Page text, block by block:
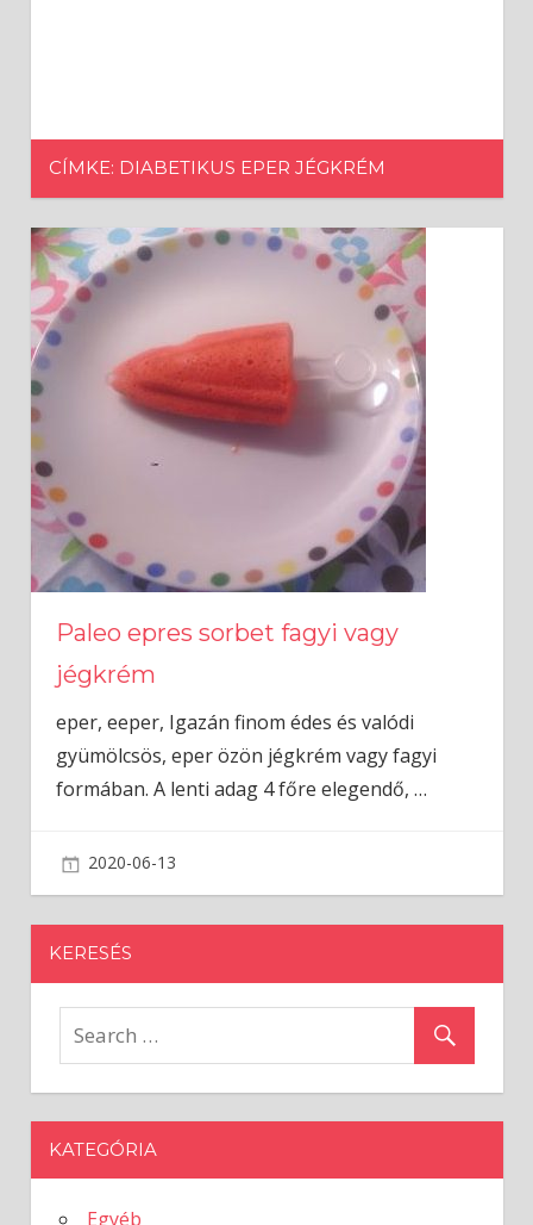
CÍMKE: DIABETIKUS EPER JÉGKRÉM
Paleo epres sorbet fagyi vagy
jégkrém
eper, eeper, Igazán finom édes és valódi
gyümölcsös, eper özön jégkrém vagy fagyi
formában. A lenti adag 4 főre elegendő, …
2020-06-13
KERESÉS
KATEGÓRIA
Egyéb